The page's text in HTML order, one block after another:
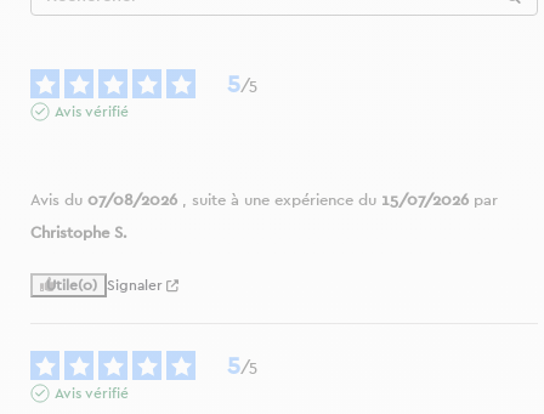
5/5
Avis vérifié
Avis du 07/08/2026 , suite à une expérience du 15/07/2026 par
Christophe S.
Utile(0) Signaler
5/5
Avis vérifié